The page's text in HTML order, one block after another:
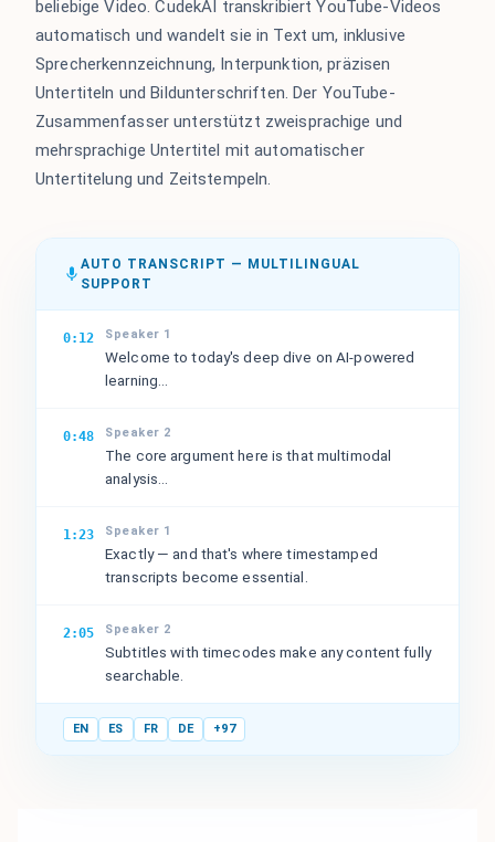
beliebige Video. CudekAI transkribiert YouTube-Videos
automatisch und wandelt sie in Text um, inklusive
Sprecherkennzeichnung, Interpunktion, präzisen
Untertiteln und Bildunterschriften. Der YouTube-
Zusammenfasser unterstützt zweisprachige und
mehrsprachige Untertitel mit automatischer
Untertitelung und Zeitstempeln.
AUTO TRANSCRIPT — MULTILINGUAL
SUPPORT
0:12 Speaker 1
Welcome to today's deep dive on AI-powered
learning...
0:48 Speaker 2
The core argument here is that multimodal
analysis...
1:23 Speaker 1
Exactly — and that's where timestamped
transcripts become essential.
2:05 Speaker 2
Subtitles with timecodes make any content fully
searchable.
EN ES FR DE +97